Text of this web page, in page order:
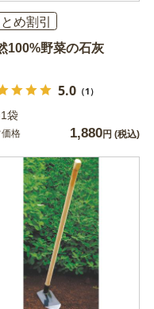
め割引
100%野菜の石灰
5.0（1）
袋
格 1,880円 (税込)